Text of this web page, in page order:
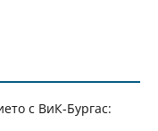
с ВиК-Бургас: